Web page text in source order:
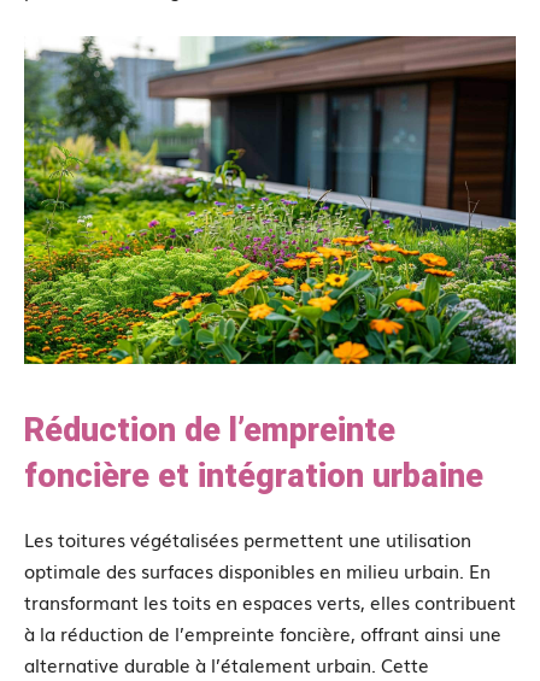
Réduction de l’empreinte
foncière et intégration urbaine
Les toitures végétalisées permettent une utilisation
optimale des surfaces disponibles en milieu urbain. En
transformant les toits en espaces verts, elles contribuent
à la réduction de l’empreinte foncière, offrant ainsi une
alternative durable à l’étalement urbain. Cette